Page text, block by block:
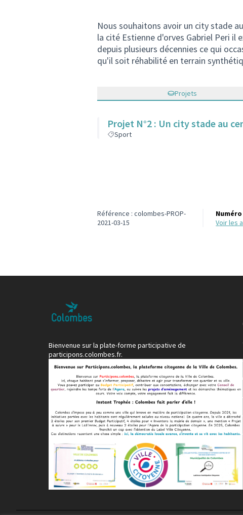
Nous souhaitons avoir un city stade
la cité Estienne d'orves Gabriel Peri il
depuis plusieurs décennies ce qui
qu'il soit réhabilité en terrain
Projets
Projet N°2 : Un city stade au
Sport
Référence : colombes-PROP-
2021-03-15
voir les
Bienvenue sur la plate-forme participative de
participons.colombes.fr.